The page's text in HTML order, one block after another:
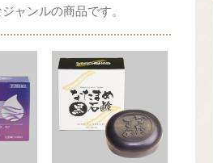
ャンルの商品です。